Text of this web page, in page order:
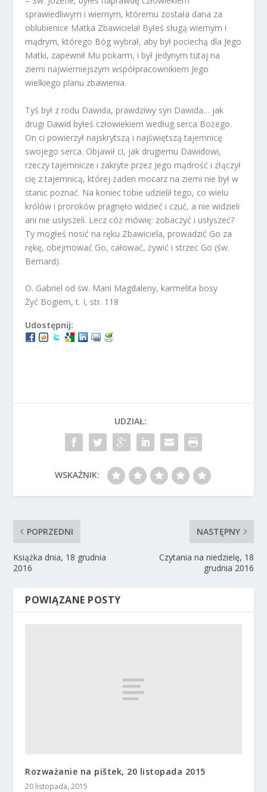
sprawiedliwym i wiernym, któremu została dana za
oblubienice Matka Zbawiciela! Byłeś sługą wiernym i
mądrym, którego Bóg wybrał, aby był pociechą dla Jego
Matki, zapewnił Mu pokarm, i był jedynym tutaj na
ziemi najwierniejszym współpracownikiem Jego
wielkiego planu zbawienia.
Tyś był z rodu Dawida, prawdziwy syn Dawida… jak
drugi Dawid byłeś człowiekiem według serca Bożego.
On ci powierzył najskrytszą i najświętszą tajemnicę
swojego serca. Objawił ci, jak drugiemu Dawidowi,
rzeczy tajemnicze i zakryte przez Jego mądrość i złączył
cię z tajemnicą, której żaden mocarz na ziemi nie był w
stanic poznać. Na koniec tobie udzielił tego, co wielu
królów i proroków pragnęło widzieć i czuć, a nie widzieli
ani nie usłyszeli. Lecz cóż mówię: zobaczyć i usłyszeć?
Ty mogłeś nosić na ręku Zbawiciela, prowadzić Go za
rękę, obejmować Go, całować, żywić i strzec Go (św.
Bernard).
O. Gabriel od św. Marii Magdaleny, karmelita bosy
Żyć Bogiem, t. I, str. 118
Udostępnij:
UDZIAŁ:
WSKAŹNIK:
POPRZEDNI
Książka dnia, 18 grudnia
2016
NASTĘPNY
Czytania na niedzielę, 18
grudnia 2016
POWIĄZANE POSTY
Rozważanie na pištek, 20 listopada 2015
20 listopada, 2015